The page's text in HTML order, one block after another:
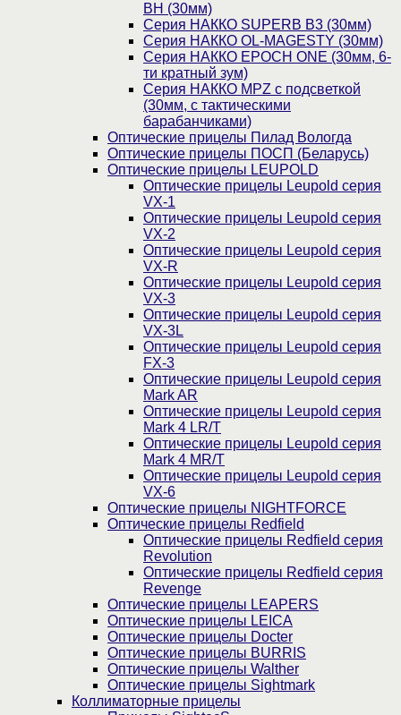
BH (30мм)
Серия НАККО SUPERB B3 (30мм)
Серия НАККО OL-MAGESTY (30мм)
Серия НАККО EPOCH ONE (30мм, 6-
ти кратный зум)
Серия НАККО MPZ с подсветкой
(30мм, c тактическими
барабанчиками)
Оптические прицелы Пилад Вологда
Оптические прицелы ПОСП (Беларусь)
Оптические прицелы LEUPOLD
Оптические прицелы Leupold серия
VX-1
Оптические прицелы Leupold серия
VX-2
Оптические прицелы Leupold серия
VX-R
Оптические прицелы Leupold серия
VX-3
Оптические прицелы Leupold серия
VX-3L
Оптические прицелы Leupold серия
FX-3
Оптические прицелы Leupold серия
Mark AR
Оптические прицелы Leupold серия
Mark 4 LR/T
Оптические прицелы Leupold серия
Mark 4 MR/T
Оптические прицелы Leupold серия
VX-6
Оптические прицелы NIGHTFORCE
Оптические прицелы Redfield
Оптические прицелы Redfield серия
Revolution
Оптические прицелы Redfield серия
Revenge
Оптические прицелы LEAPERS
Оптические прицелы LEICA
Оптические прицелы Docter
Оптические прицелы BURRIS
Оптические прицелы Walther
Оптические прицелы Sightmark
Коллиматорные прицелы